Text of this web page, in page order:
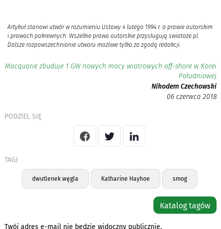
Artykuł stanowi utwór w rozumieniu Ustawy 4 lutego 1994 r. o prawie autorskim
i prawach pokrewnych. Wszelkie prawa autorskie przysługują swiatoze.pl.
Dalsze rozpowszechnianie utworu możliwe tylko za zgodą redakcji.
Macquarie zbuduje 1 GW nowych mocy wiatrowych off-shore w Korei
Południowej
Nikodem Czechowski
06 czerwca 2018
PODZIEL SIĘ
TAGI
dwutlenek węgla Katharine Hayhoe smog
Katalog tagów
Twój adres e-mail nie będzie widoczny publicznie.